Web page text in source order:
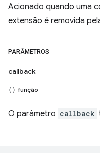
Acionado quando uma
extensão é removida
PARÂMETROS
callback
função
O parâmetro callback